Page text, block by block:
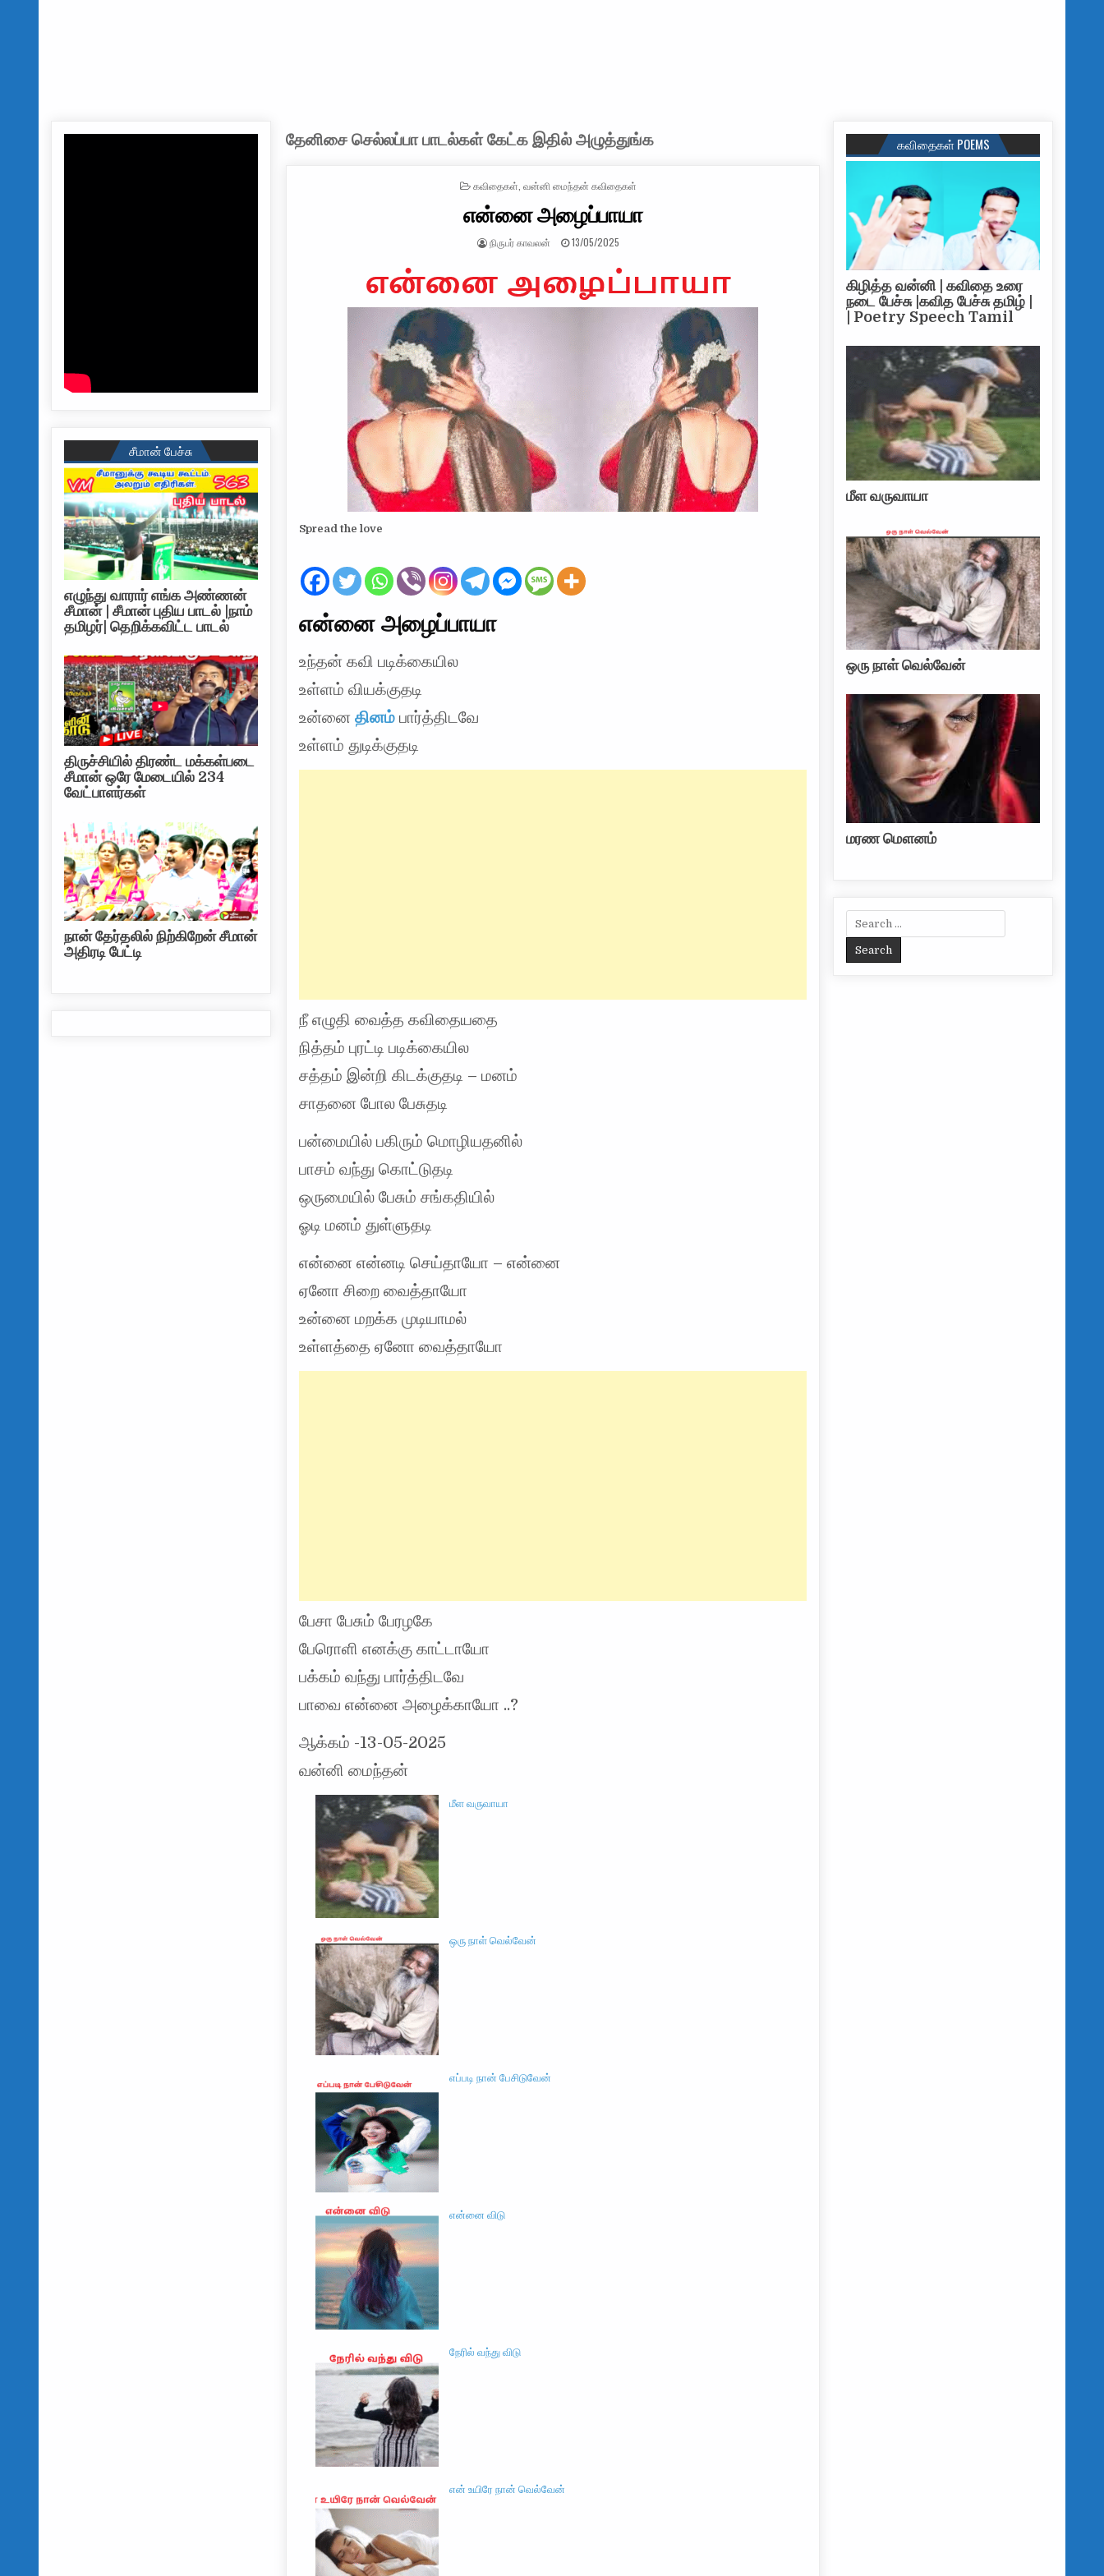
தேனிசை செல்லப்பா பாடல்கள் கேட்க இதில் அழுத்துங்க
POSTED IN
கவிதைகள் ,வன்னி மைந்தன் கவிதைகள்
என்னை அழைப்பாயா
AUTHOR:
நிருபர் காவலன் PUBLISHED DATE:
13/05/2025
Spread the love
என்னை அழைப்பாயா
உந்தன் கவி படிக்கையில
உள்ளம் வியக்குதடி
உன்னை தினம் பார்த்திடவே
உள்ளம் துடிக்குதடி
நீ எழுதி வைத்த கவிதையதை
நித்தம் புரட்டி படிக்கையில
சத்தம் இன்றி கிடக்குதடி – மனம்
சாதனை போல பேசுதடி
பன்மையில் பகிரும் மொழியதனில்
பாசம் வந்து கொட்டுதடி
ஒருமையில் பேசும் சங்கதியில்
ஓடி மனம் துள்ளுதடி
என்னை என்னடி செய்தாயோ – என்னை
ஏனோ சிறை வைத்தாயோ
உன்னை மறக்க முடியாமல்
உள்ளத்தை ஏனோ வைத்தாயோ
பேசா பேசும் பேரழகே
பேரொளி எனக்கு காட்டாயோ
பக்கம் வந்து பார்த்திடவே
பாவை என்னை அழைக்காயோ ..?
ஆக்கம் -13-05-2025
வன்னி மைந்தன்
மீள வருவாயா
ஒரு நாள் வெல்வேன்
எப்படி நான் பேசிடுவேன்
என்னை விடு
நேரில் வந்து விடு
என் உயிரே நான் வெல்வேன்
சீமான் பேச்சு
எழுந்து வாரார் எங்க அண்ணன்
சீமான் | சீமான் புதிய பாடல் |நாம்
தமிழர்| தெறிக்கவிட்ட பாடல்
திருச்சியில் திரண்ட மக்கள்படை
சீமான் ஒரே மேடையில் 234
வேட்பாளர்கள்
நான் தேர்தலில் நிற்கிறேன் சீமான்
அதிரடி பேட்டி
கவிதைகள் POEMS
கிழித்த வன்னி | கவிதை உரை
நடை பேச்சு |கவித பேச்சு தமிழ் |
| Poetry Speech Tamil
மீள வருவாயா
ஒரு நாள் வெல்வேன்
மரண மௌனம்
Search for: